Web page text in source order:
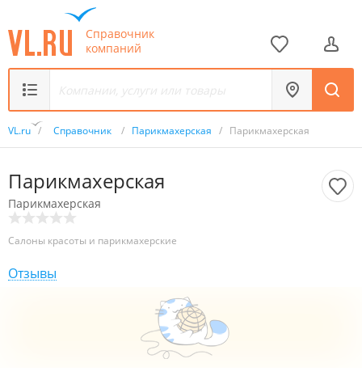
Справочник
компаний
VL.ru / Справочник / Парикмахерская / Парикмахерская
Парикмахерская
Парикмахерская
Салоны красоты и парикмахерские
Отзывы